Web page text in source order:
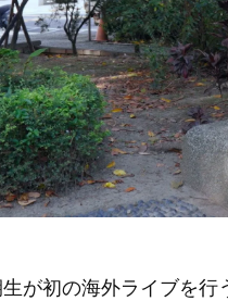
が初の海外ライブを